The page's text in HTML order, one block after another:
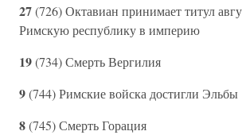
27(726) Октавиан принимает титул
Римскую республику в империю
19(734) Смерть Вергилия
9(744) Римские войска достигли Эльбы
8(745) Смерть Горация